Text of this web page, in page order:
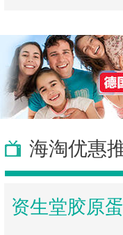
海淘优惠
资生堂胶原